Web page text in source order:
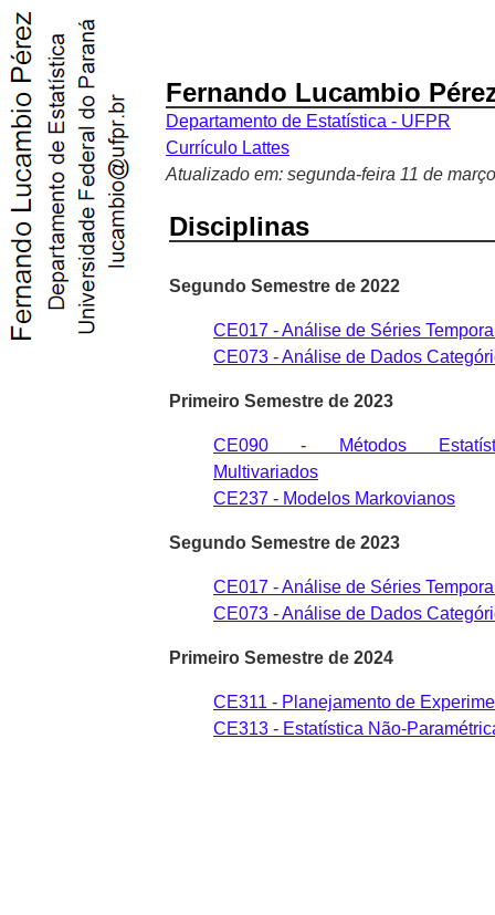
Fernando Lucambio
Departamento de Estatística - UFPR
Currículo Lattes
Atualizado em: segunda-feira 11 de
Disciplinas
Segundo Semestre de 2022
CE017 - Análise de Séries
CE073 - Análise de Dados
Primeiro Semestre de 2023
CE090 - Métodos
Multivariados
CE237 - Modelos Markovianos
Segundo Semestre de 2023
CE017 - Análise de Séries
CE073 - Análise de Dados
Primeiro Semestre de 2024
CE311 - Planejamento de
CE313 - Estatística Não-